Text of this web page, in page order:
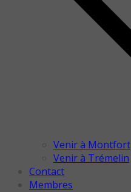
Venir à Montfort
Venir à Trémelin
Contact
Membres